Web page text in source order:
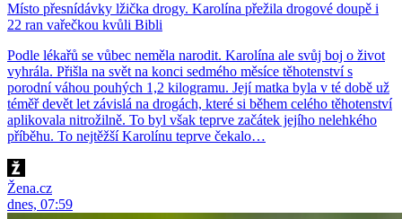
Místo přesnídávky lžička drogy. Karolína přežila drogové doupě i
22 ran vařečkou kvůli Bibli
Podle lékařů se vůbec neměla narodit. Karolína ale svůj boj o život
vyhrála. Přišla na svět na konci sedmého měsíce těhotenství s
porodní váhou pouhých 1,2 kilogramu. Její matka byla v té době už
téměř devět let závislá na drogách, které si během celého těhotenství
aplikovala nitrožilně. To byl však teprve začátek jejího nelehkého
příběhu. To nejtěžší Karolínu teprve čekalo…
Žena.cz
dnes, 07:59